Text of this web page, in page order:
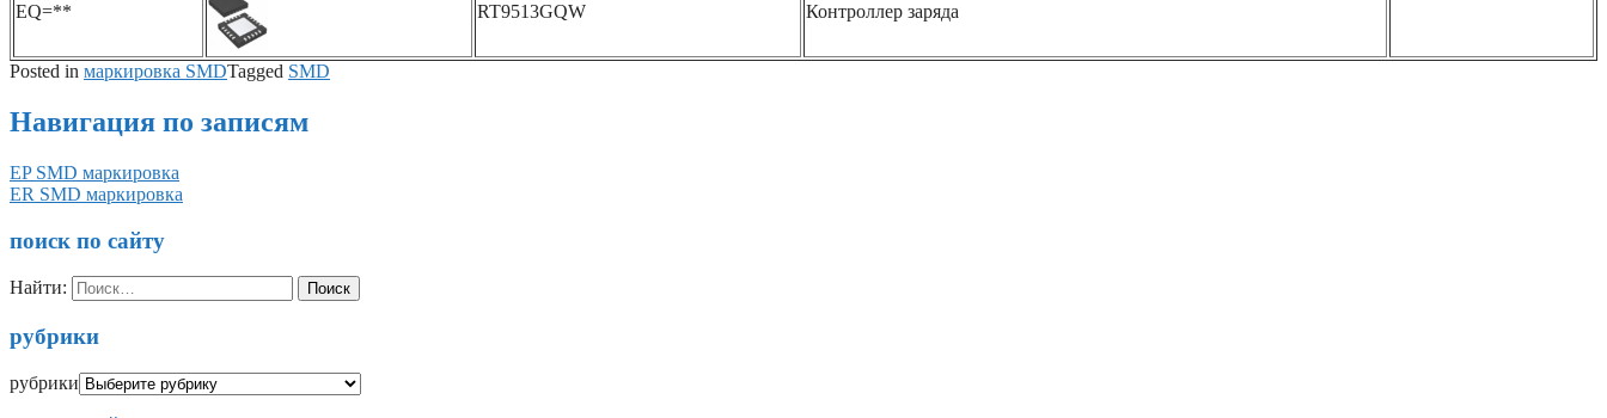
EQ=**
RT9513GQW
Контроллер заряда
Posted in маркировка SMDTagged SMD
Навигация по записям
EP SMD маркировка
ER SMD маркировка
поиск по сайту
Найти:
рубрики
рубрики